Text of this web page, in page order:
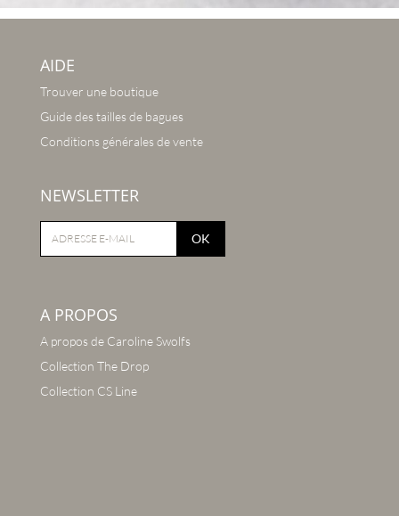
AIDE
Trouver une boutique
Guide des tailles de bagues
Conditions générales de vente
NEWSLETTER
OK
A PROPOS
A propos de Caroline Swolfs
Collection The Drop
Collection CS Line